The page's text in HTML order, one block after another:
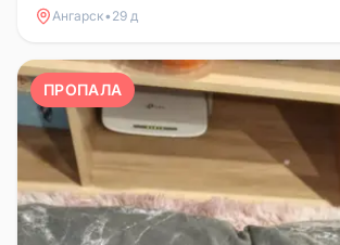
Ангарск• 29 д
ПРОПАЛА